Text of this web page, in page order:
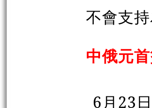
不會支
中俄元
6月23